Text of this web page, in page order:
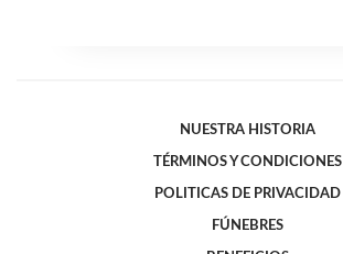
NUESTRA HISTORIA
TÉRMINOS Y CONDICIONES
POLITICAS DE PRIVACIDAD
FÚNEBRES